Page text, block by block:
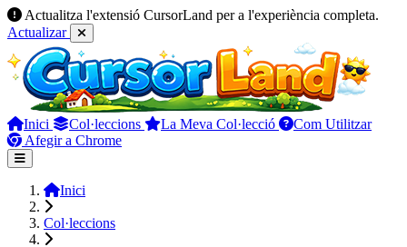
Actualitza l'extensió CursorLand per a l'experiència completa.
Actualizar
Inici Col·leccions La Meva Col·lecció
Com Utilitzar
Afegir a Chrome
Inici
Col·leccions